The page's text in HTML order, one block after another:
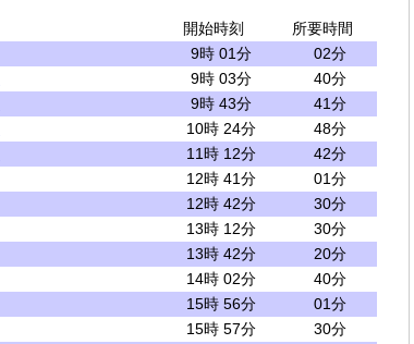
開始時刻
所要時間
9時 01分
02分
9時 03分
40分
9時 43分
41分
10時 24分
48分
11時 12分
42分
12時 41分
01分
12時 42分
30分
13時 12分
30分
13時 42分
20分
14時 02分
40分
15時 56分
01分
15時 57分
30分